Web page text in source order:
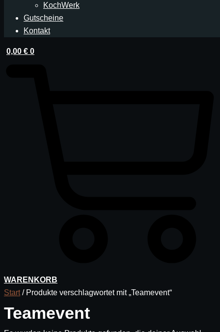
KochWerk
Gutscheine
Kontakt
0,00 € 0
WARENKORB
Start/ Produkte verschlagwortet mit „Teamevent“
Teamevent